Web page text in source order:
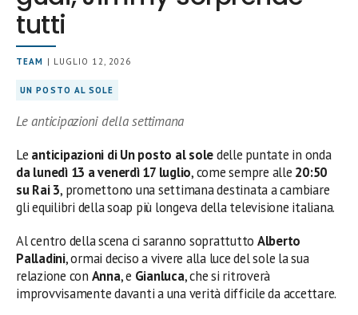
tutti
TEAM | LUGLIO 12, 2026
UN POSTO AL SOLE
Le anticipazioni della settimana
Le anticipazioni di Un posto al soledelle puntate in onda
da lunedì 13 a venerdì 17 luglio, come sempre alle 20:50
su Rai 3, promettono una settimana destinata a cambiare
gli equilibri della soap più longeva della televisione italiana.
Al centro della scena ci saranno soprattutto Alberto
Palladini, ormai deciso a vivere alla luce del sole la sua
relazione con Anna, e Gianluca, che si ritroverà
improvvisamente davanti a una verità difficile da accettare.